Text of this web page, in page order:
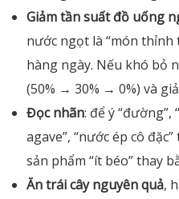
Giảm tần suất đồ uống
nước ngọt là “món thỉnh
hàng ngày. Nếu khó bỏ
(50% → 30% → 0%) và
Đọc nhãn: để ý “đường”,
agave”, “nước ép cô
sản phẩm “ít béo” thay
Ăn trái cây nguyên quả,